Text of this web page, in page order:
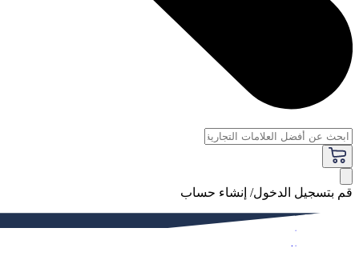
قم بتسجيل الدخول/ إنشاء حساب
فاخر
النساء
الرجال